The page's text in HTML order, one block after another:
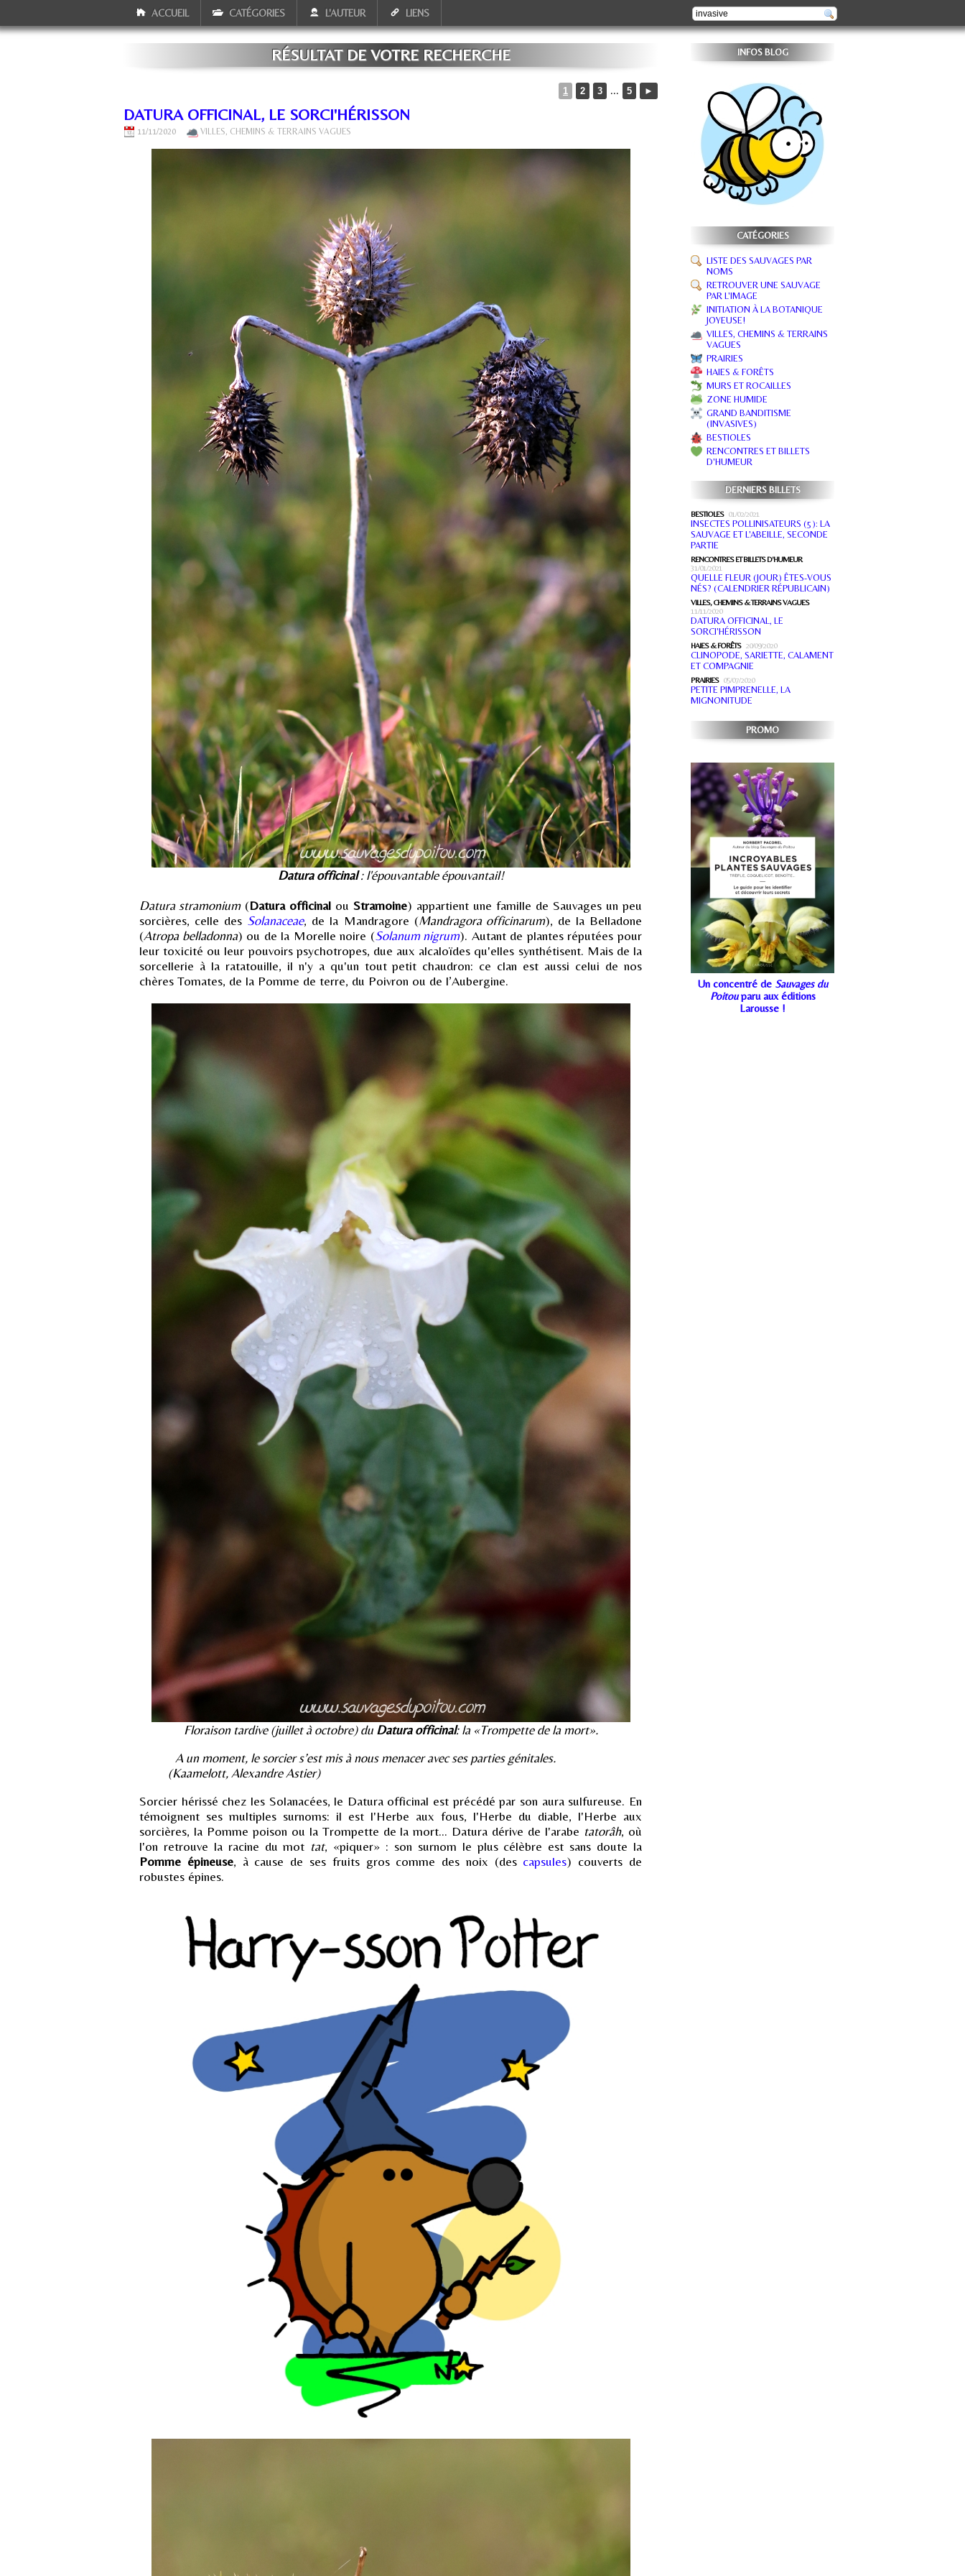
ACCUEIL CATÉGORIES L'AUTEUR LIENS
RÉSULTAT DE VOTRE RECHERCHE
1 2 3 ... 5 ►
DATURA OFFICINAL, LE SORCI'HÉRISSON
11/11/2020 VILLES, CHEMINS & TERRAINS VAGUES
Datura officinal: l'épouvantable épouvantail!
Datura stramonium(Datura officinal ou Stramoine) appartient une famille de Sauvages un peu
sorcières, celle des Solanaceae, de la Mandragore (Mandragora officinarum), de la Belladone
(Atropa belladonna) ou de la Morelle noire (Solanum nigrum). Autant de plantes réputées pour
leur toxicité ou leur pouvoirs psychotropes, due aux alcaloïdes qu'elles synthétisent. Mais de la
sorcellerie à la ratatouille, il n'y a qu'un tout petit chaudron: ce clan est aussi celui de nos
chères Tomates, de la Pomme de terre, du Poivron ou de l’Aubergine.
Floraison tardive (juillet à octobre) du Datura officinal: la «Trompette de la mort».
A un moment, le sorcier s’est mis à nous menacer avec ses parties génitales.
(Kaamelott, Alexandre Astier)
Sorcier hérissé chez les Solanacées, le Datura officinal est précédé par son aura sulfureuse. En
témoignent ses multiples surnoms: il est l'Herbe aux fous, l'Herbe du diable, l'Herbe aux
sorcières, la Pomme poison ou la Trompette de la mort... Datura dérive de l'arabe tatorâh, où
l'on retrouve la racine du mot tat, «piquer» : son surnom le plus célèbre est sans doute la
Pomme épineuse, à cause de ses fruits gros comme des noix (des capsules) couverts de
robustes épines.
INFOS BLOG
CATÉGORIES
LISTE DES SAUVAGES PAR
NOMS
RETROUVER UNE SAUVAGE
PAR L'IMAGE
INITIATION À LA BOTANIQUE
JOYEUSE!
VILLES, CHEMINS & TERRAINS
VAGUES
PRAIRIES
HAIES & FORÊTS
MURS ET ROCAILLES
ZONE HUMIDE
GRAND BANDITISME
(INVASIVES)
BESTIOLES
RENCONTRES ET BILLETS
D'HUMEUR
DERNIERS BILLETS
BESTIOLES01/02/2021
INSECTES POLLINISATEURS (5): LA
SAUVAGE ET L'ABEILLE, SECONDE
PARTIE
RENCONTRES ET BILLETS D'HUMEUR
31/01/2021
QUELLE FLEUR (JOUR) ÊTES-VOUS
NÉS? (CALENDRIER RÉPUBLICAIN)
VILLES, CHEMINS & TERRAINS VAGUES
11/11/2020
DATURA OFFICINAL, LE
SORCI'HÉRISSON
HAIES & FORÊTS20/09/2020
CLINOPODE, SARIETTE, CALAMENT
ET COMPAGNIE
PRAIRIES05/07/2020
PETITE PIMPRENELLE, LA
MIGNONITUDE
PROMO
Un concentré de Sauvages du
Poitouparu aux éditions
Larousse !